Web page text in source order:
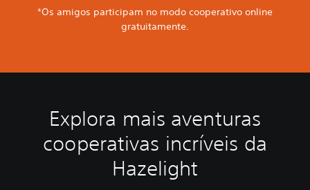
*Os amigos participam no modo cooperativo online
gratuitamente.
Explora mais aventuras
cooperativas incríveis da
Hazelight